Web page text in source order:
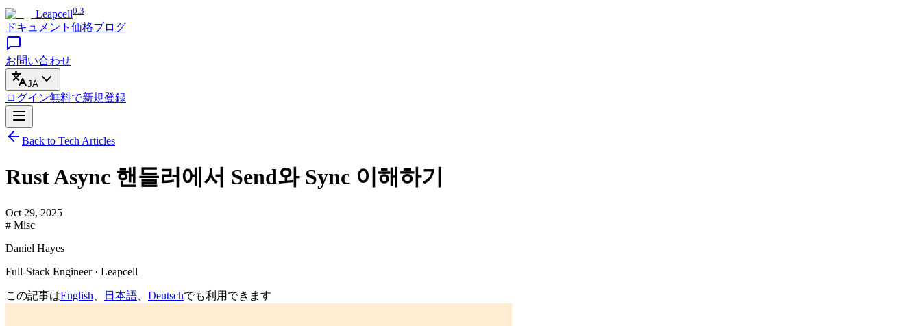
Leapcell0.3
ドキュメント 価格ブログ
お問い合わせ
JA
ログイン無料で新規登録
Back to Tech Articles
Rust Async 핸들러에서 Send와 Sync 이해하기
Oct 29, 2025
# Misc
Daniel Hayes
Full-Stack Engineer · Leapcell
この記事はEnglish 日本語 Deutschでも利用できます